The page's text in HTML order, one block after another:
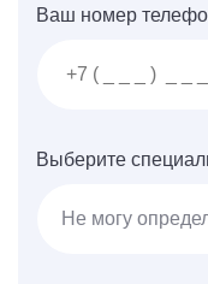
Ваш номер
Выберите